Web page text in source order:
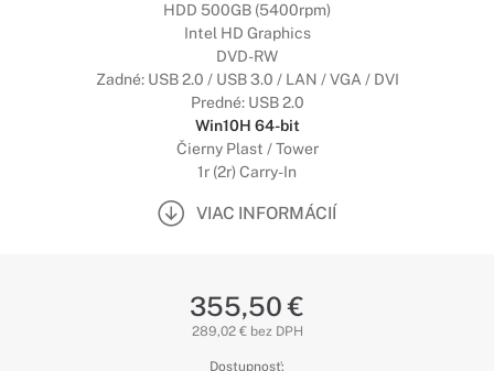
HDD 500GB (5400rpm)
Intel HD Graphics
DVD-RW
Zadné: USB 2.0 / USB 3.0 / LAN / VGA / DVI
Predné: USB 2.0
Win10H 64-bit
Čierny Plast / Tower
1r (2r) Carry-In
VIAC INFORMÁCIÍ
355,50 €
289,02 € bez DPH
Dostupnosť: